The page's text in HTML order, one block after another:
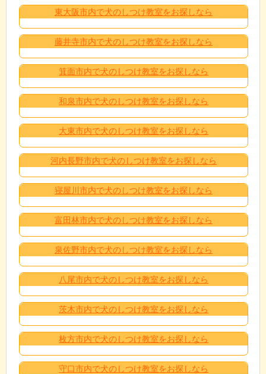
東大阪市内で犬のしつけ教室をお探しなら
藤井寺市内で犬のしつけ教室をお探しなら
箕面市内で犬のしつけ教室をお探しなら
和泉市内で犬のしつけ教室をお探しなら
大東市内で犬のしつけ教室をお探しなら
河内長野市内で犬のしつけ教室をお探しなら
寝屋川市内で犬のしつけ教室をお探しなら
富田林市内で犬のしつけ教室をお探しなら
泉佐野市内で犬のしつけ教室をお探しなら
八尾市内で犬のしつけ教室をお探しなら
茨木市内で犬のしつけ教室をお探しなら
枚方市内で犬のしつけ教室をお探しなら
守口市内で犬のしつけ教室をお探しなら